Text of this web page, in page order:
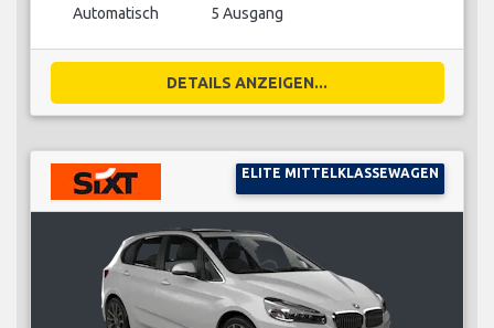
Automatisch 5 Ausgang
DETAILS ANZEIGEN...
ELITE MITTELKLASSEWAGEN